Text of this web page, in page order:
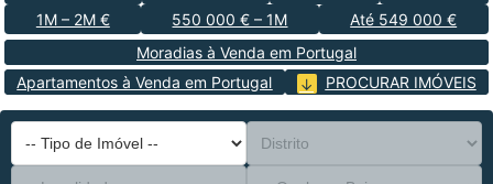
1M – 2M €
550 000 € – 1M
Até 549 000 €
Moradias à Venda em Portugal
Apartamentos à Venda em Portugal
PROCURAR IMÓVEIS